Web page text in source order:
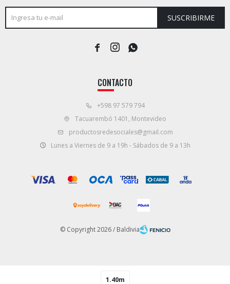
1.40m
CONTACTO
+598 97 579 794
Tacuarembó 1401, Montevideo
productosredesociales@gmail.com
Lunes a Viernes de 9 a 19h - Sábados de 9 a 13h
SUSCRIBIRME
  
© Copyright 2026 / Baldivia